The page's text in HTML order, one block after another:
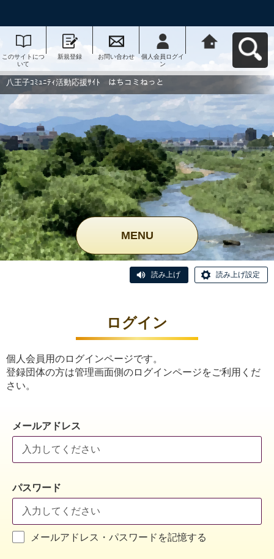
このサイトにつ
いて
新規登録 お問い合わせ
個人会員ログイ
ン
動応援ｻｲﾄ はち
コミねっとへ戻
八王子ｺﾐｭﾆﾃｨ活動応援ｻｲﾄ はちコミねっと
MENU
読み上げ 読み上げ設定
ログイン
個人会員用のログインページです。
登録団体の方は管理画面側のログインページをご利用くだ
さい。
メールアドレス
パスワード
メールアドレス・パスワードを記憶する